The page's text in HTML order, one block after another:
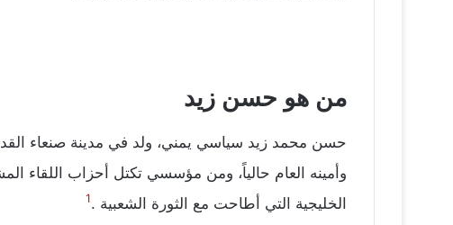
من هو حسن زيد
وأمينه العام حالياً، ومن مؤسسي تكتل أحزاب اللقاء
الخليجية التي أطاحت مع الثورة الشعبية .1